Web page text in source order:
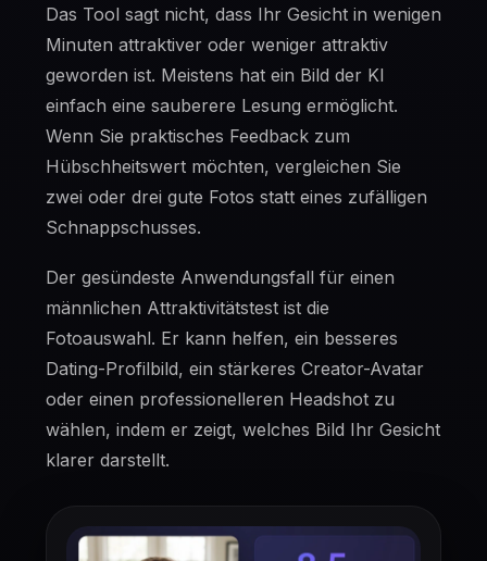
Das Tool sagt nicht, dass Ihr Gesicht in wenigen
Minuten attraktiver oder weniger attraktiv
geworden ist. Meistens hat ein Bild der KI
einfach eine sauberere Lesung ermöglicht.
Wenn Sie praktisches Feedback zum
Hübschheitswert möchten, vergleichen Sie
zwei oder drei gute Fotos statt eines zufälligen
Schnappschusses.
Der gesündeste Anwendungsfall für einen
männlichen Attraktivitätstest ist die
Fotoauswahl. Er kann helfen, ein besseres
Dating-Profilbild, ein stärkeres Creator-Avatar
oder einen professionelleren Headshot zu
wählen, indem er zeigt, welches Bild Ihr Gesicht
klarer darstellt.